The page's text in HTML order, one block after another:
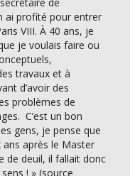
ai profité pour entrer
VIII. À 40 ans, je
je voulais faire ou
travaux et à
d’avoir des
problèmes de
C’est un bon
gens, je pense que
ans après le Master
de deuil, il fallait donc
! » (source